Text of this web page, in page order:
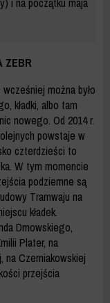
ZEBR
można było
kładki, albo tam
nowego. Od 2014 r.
powstaje w
czterdzieści to
W tym momencie
podziemne są
Tramwaju na
kładek.
Dmowskiego,
Plater, na
na Czerniakowskiej
przejścia